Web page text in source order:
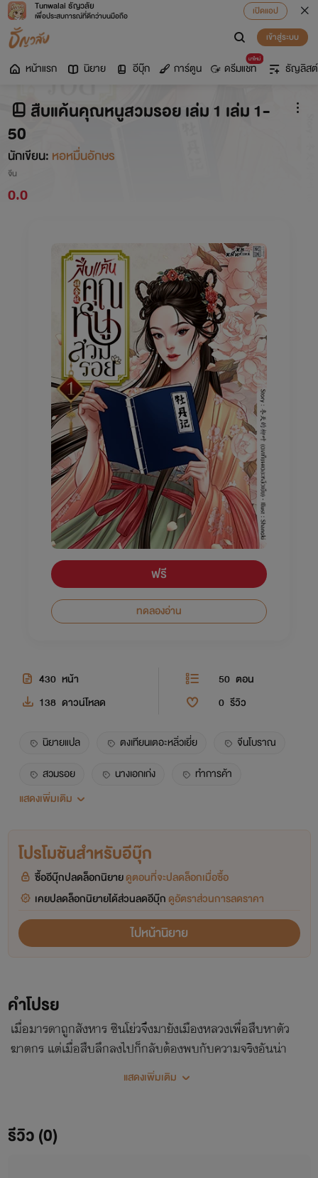
Tunwalai ธัญวลัย
เพื่อประสบการณ์ที่ดีกว่าบนมือถือ
เปิดแอป
เข้าสู่ระบบ
หน้าแรก นิยาย อีบุ๊ก การ์ตูน
มาใหม่
ดรีมแชท ธัญลิสต์
สืบแค้นคุณหนูสวมรอย เล่ม 1 เล่ม 1-
50
นักเขียน: หอหมื่นอักษร
จีน
0.0
ฟรี
ทดลองอ่าน
430 หน้า 50 ตอน
138 ดาวน์โหลด 0 รีวิว
นิยายแปล ตงเทียนเตอะหลิ่วเยี่ย
จีนโบราณ
สวมรอย
นางเอกเก่ง
ทำการค้า
สืบสวน
แสดงเพิ่มเติม
โปรโมชันสำหรับอีบุ๊ก
ซื้ออีบุ๊กปลดล็อกนิยายดูตอนที่จะปลดล็อกเมื่อซื้อ
เคยปลดล็อกนิยายได้ส่วนลดอีบุ๊ก ดูอัตราส่วนการลดราคา
ไปหน้านิยาย
คำโปรย
เมื่อมารดาถูกสังหาร ซินโย่วจึงมายังเมืองหลวงเพื่อสืบหาตัว
ฆาตกร แต่เมื่อสืบลึกลงไปก็กลับต้องพบกับความจริงอันน่า
แสดงเพิ่มเติม
รีวิว (0)